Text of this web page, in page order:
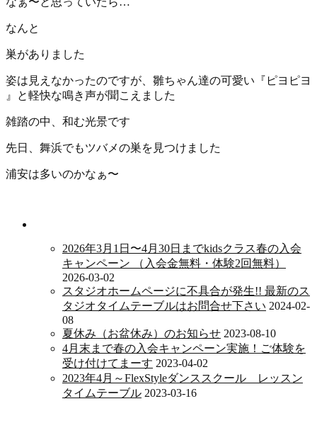
なんと
巣がありました
姿は見えなかったのですが、雛ちゃん達の可愛い『ピヨピヨ
』と軽快な鳴き声が聞こえました
雑踏の中、和む光景です
先日、舞浜でもツバメの巣を見つけました
浦安は多いのかなぁ〜
2026年3月1日〜4月30日までkidsクラス春の入会
キャンペーン （入会金無料・体験2回無料）
2026-03-02
スタジオホームページに不具合が発生!! 最新のス
タジオタイムテーブルはお問合せ下さい 2024-02-
08
夏休み（お盆休み）のお知らせ 2023-08-10
4月末まで春の入会キャンペーン実施！ご体験を
受け付けてまーす 2023-04-02
2023年4月～FlexStyleダンススクール レッスン
タイムテーブル 2023-03-16